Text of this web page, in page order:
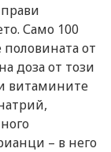
Само 100
от
доза от този
витамините
– в него